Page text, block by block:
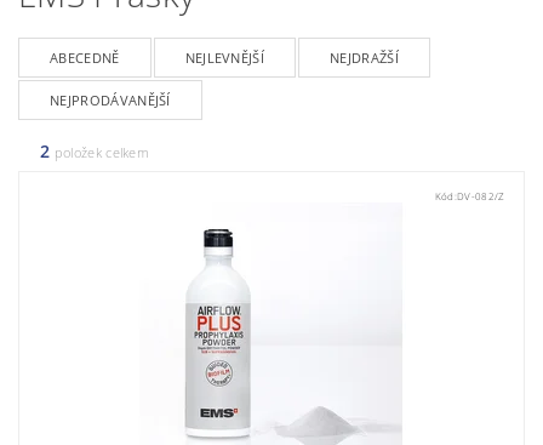
ABECEDNĚ NEJLEVNĚJŠÍ NEJDRAŽŠÍ
NEJPRODÁVANĚJŠÍ
2 položek celkem
Kód: DV-082/Z